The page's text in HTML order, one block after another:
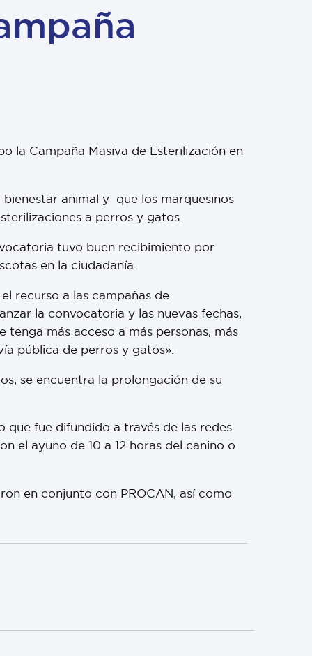
la Campaña Masiva de Esterilización en
animal y que los marquesinos
a perros y gatos.
tuvo buen recibimiento por
en la ciudadanía.
recurso a las campañas de
la convocatoria y las nuevas fechas,
más acceso a más personas, más
pública de perros y gatos».
se encuentra la prolongación de su
que fue difundido a través de las redes
el ayuno de 10 a 12 horas del canino o
en conjunto con PROCAN, así como